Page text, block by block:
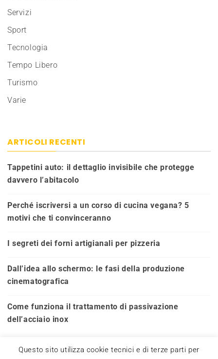
Servizi
Sport
Tecnologia
Tempo Libero
Turismo
Varie
ARTICOLI RECENTI
Tappetini auto: il dettaglio invisibile che protegge
davvero l’abitacolo
Perché iscriversi a un corso di cucina vegana? 5
motivi che ti convinceranno
I segreti dei forni artigianali per pizzeria
Dall’idea allo schermo: le fasi della produzione
cinematografica
Come funziona il trattamento di passivazione
dell’acciaio inox
Questo sito utilizza cookie tecnici e di terze parti per